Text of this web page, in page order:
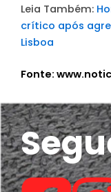
Leia Também:
crítico após
Lisboa
Fonte: